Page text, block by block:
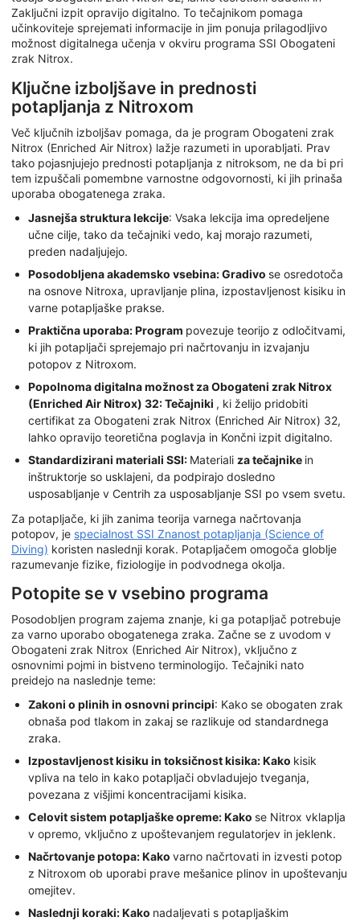
Zaključni izpit opravijo digitalno. To tečajnikom pomaga
učinkoviteje sprejemati informacije in jim ponuja prilagodljivo
možnost digitalnega učenja v okviru programa SSI Obogateni
zrak Nitrox.
Ključne izboljšave in prednosti
potapljanja z Nitroxom
Več ključnih izboljšav pomaga, da je program Obogateni zrak
Nitrox (Enriched Air Nitrox) lažje razumeti in uporabljati. Prav
tako pojasnjujejo prednosti potapljanja z nitroksom, ne da bi pri
tem izpuščali pomembne varnostne odgovornosti, ki jih prinaša
uporaba obogatenega zraka.
Jasnejša struktura lekcije: Vsaka lekcija ima opredeljene
učne cilje, tako da tečajniki vedo, kaj morajo razumeti,
preden nadaljujejo.
Posodobljena akademsko vsebina: Gradivo se osredotoča
na osnove Nitroxa, upravljanje plina, izpostavljenost kisiku in
varne potapljaške prakse.
Praktična uporaba: Program povezuje teorijo z odločitvami,
ki jih potapljači sprejemajo pri načrtovanju in izvajanju
potopov z Nitroxom.
Popolnoma digitalna možnost za Obogateni zrak Nitrox
(Enriched Air Nitrox) 32: Tečajniki , ki želijo pridobiti
certifikat za Obogateni zrak Nitrox (Enriched Air Nitrox) 32,
lahko opravijo teoretična poglavja in Končni izpit digitalno.
Standardizirani materiali SSI: Materiali za tečajnike in
inštruktorje so usklajeni, da podpirajo dosledno
usposabljanje v Centrih za usposabljanje SSI po vsem svetu.
Za potapljače, ki jih zanima teorija varnega načrtovanja
potopov, je specialnost SSI Znanost potapljanja (Science of
Diving) koristen naslednji korak. Potapljačem omogoča globlje
razumevanje fizike, fiziologije in podvodnega okolja.
Potopite se v vsebino programa
Posodobljen program zajema znanje, ki ga potapljač potrebuje
za varno uporabo obogatenega zraka. Začne se z uvodom v
Obogateni zrak Nitrox (Enriched Air Nitrox), vključno z
osnovnimi pojmi in bistveno terminologijo. Tečajniki nato
preidejo na naslednje teme:
Zakoni o plinih in osnovni principi: Kako se obogaten zrak
obnaša pod tlakom in zakaj se razlikuje od standardnega
zraka.
Izpostavljenost kisiku in toksičnost kisika: Kako kisik
vpliva na telo in kako potapljači obvladujejo tveganja,
povezana z višjimi koncentracijami kisika.
Celovit sistem potapljaške opreme: Kako se Nitrox vklaplja
v opremo, vključno z upoštevanjem regulatorjev in jeklenk.
Načrtovanje potopa: Kako varno načrtovati in izvesti potop
z Nitroxom ob uporabi prave mešanice plinov in upoštevanju
omejitev.
Naslednji koraki: Kako nadaljevati s potapljaškim